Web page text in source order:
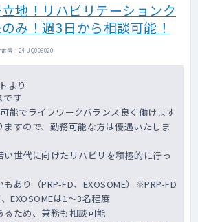
地！リハビリテーションク
み！週3日から相談可能！
号 : 24-JQ006020
より
です
能でライフワークバランス良く働けます
ますので、勤務可能な方は優遇いたしま
い世代に向けたリハビリを積極的に行っ
もあり（PRP-FD、EXOSOME）※PRP-FD
EXOSOMEは1～3名程度
るため、兼務も相談可能